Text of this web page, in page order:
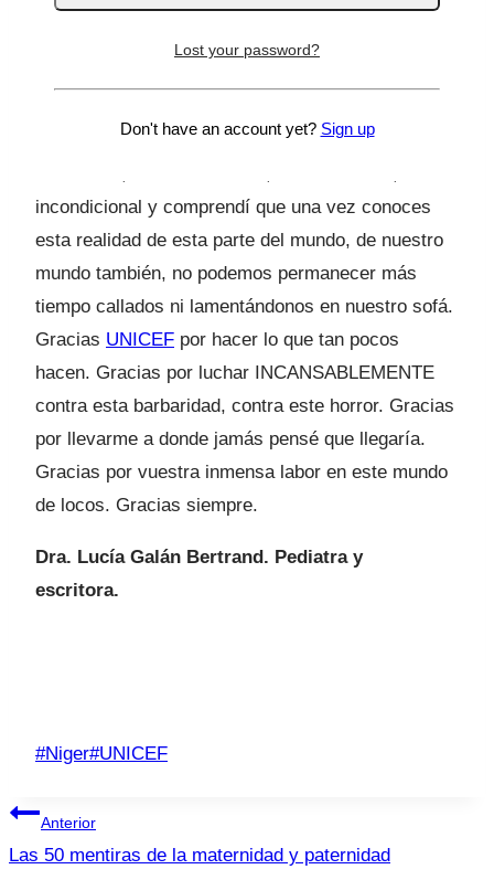
Hablé con mi chico, mi compañero de vida, de
viaje… La persona que yo libremente he elegido.
todas estas niñas probablemente jamás
incondicional y comprendí que una vez conoces
esta realidad de esta parte del mundo, de nuestro
mundo también, no podemos permanecer más
tiempo callados ni lamentándonos en nuestro sofá.
Gracias UNICEF por hacer lo que tan pocos
hacen. Gracias por luchar INCANSABLEMENTE
contra esta barbaridad, contra este horror. Gracias
por llevarme a donde jamás pensé que llegaría.
Gracias por vuestra inmensa labor en este mundo
de locos. Gracias siempre.
Dra. Lucía Galán Bertrand. Pediatra y
escritora.
Etiquetas
la
entrada:
#Niger#UNICEF
Navegación
de
Anterior
Las 50 mentiras de la maternidad y paternidad
Lost your password?
Don't have an account yet? Sign up